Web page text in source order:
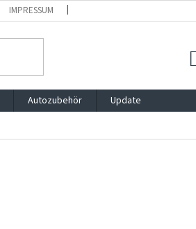
IMPRESSUM
Autozubehör
Update